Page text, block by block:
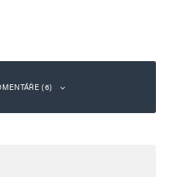
(6)